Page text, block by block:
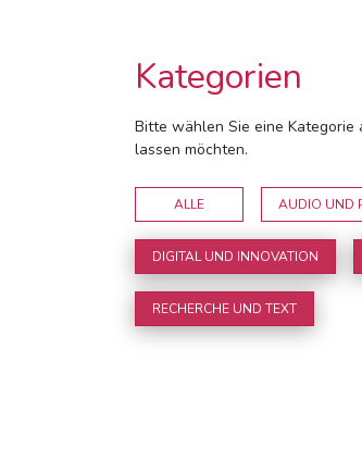
Kategorien
Bitte wählen Sie eine Kategorie
lassen möchten.
ALLE AUDIO UND
DIGITAL UND INNOVATION
RECHERCHE UND TEXT